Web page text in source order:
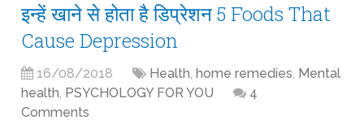
इन्हें खाने से होता है डिप्रेशन 5 Foods That
Cause Depression
16/08/2018 Health, home remedies, Mental
health, PSYCHOLOGY FOR YOU
4
Comments